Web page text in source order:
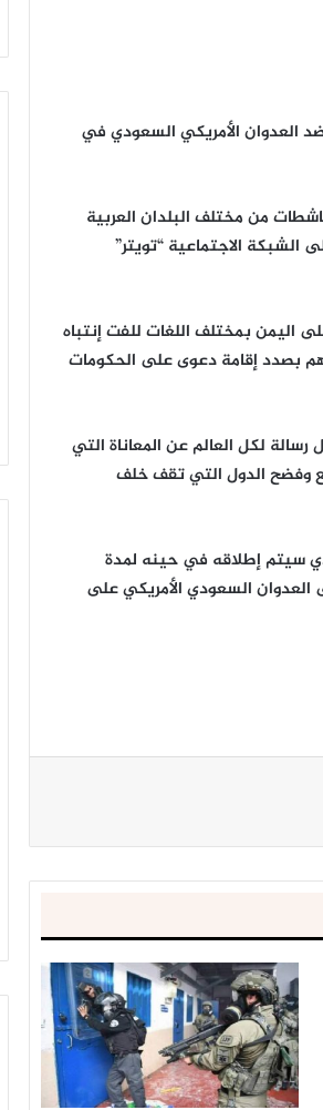
العدوان الأمريكي السعودي في
من مختلف البلدان العربية
الشبكة الاجتماعية “تويتر”
اليمن بمختلف اللغات للفت إنتباه
بصدد إقامة دعوى على الحكومات
لكل العالم عن المعاناة التي
وفضح الدول التي تقف خلف
سيتم إطلاقه في حينه لمدة
السعودي الأمريكي على